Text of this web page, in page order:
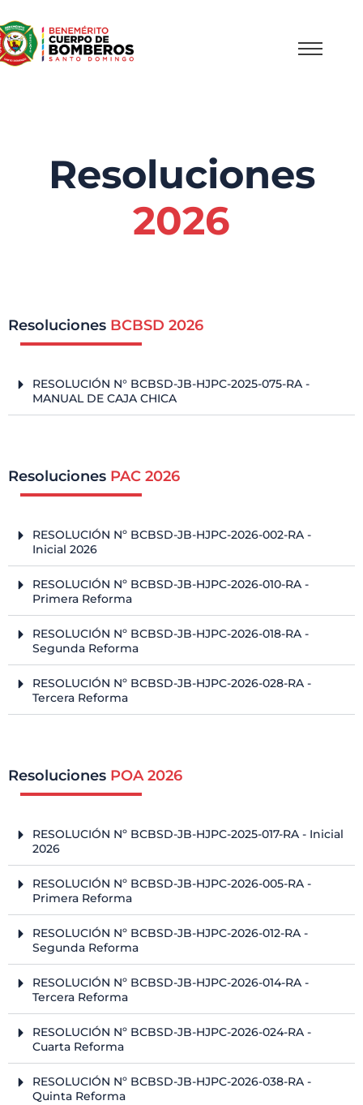
Resoluciones
2026
Resoluciones BCBSD 2026
RESOLUCIÓN N° BCBSD-JB-HJPC-2025-075-RA -
MANUAL DE CAJA CHICA
Resoluciones PAC 2026
RESOLUCIÓN Nº BCBSD-JB-HJPC-2026-002-RA -
Inicial 2026
RESOLUCIÓN Nº BCBSD-JB-HJPC-2026-010-RA -
Primera Reforma
RESOLUCIÓN Nº BCBSD-JB-HJPC-2026-018-RA -
Segunda Reforma
RESOLUCIÓN Nº BCBSD-JB-HJPC-2026-028-RA -
Tercera Reforma
Resoluciones POA 2026
RESOLUCIÓN Nº BCBSD-JB-HJPC-2025-017-RA - Inicial
2026
RESOLUCIÓN Nº BCBSD-JB-HJPC-2026-005-RA -
Primera Reforma
RESOLUCIÓN Nº BCBSD-JB-HJPC-2026-012-RA -
Segunda Reforma
RESOLUCIÓN Nº BCBSD-JB-HJPC-2026-014-RA -
Tercera Reforma
RESOLUCIÓN Nº BCBSD-JB-HJPC-2026-024-RA -
Cuarta Reforma
RESOLUCIÓN Nº BCBSD-JB-HJPC-2026-038-RA -
Quinta Reforma